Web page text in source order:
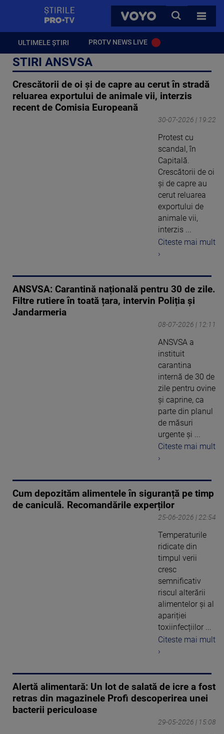
VOYO
CAUTA
TOATE
ULTIMELE ȘTIRI PROTV NEWS LIVE
STIRI ANSVSA
Crescătorii de oi și de capre au cerut în stradă
reluarea exportului de animale vii, interzis
recent de Comisia Europeană
30-07-2026 | 19:22
Protest cu
scandal, în
Capitală.
Crescătorii de oi
și de capre au
cerut reluarea
exportului de
animale vii,
interzis ...
Citeste mai mult
›
ANSVSA: Carantină națională pentru 30 de zile.
Filtre rutiere în toată țara, intervin Poliția și
Jandarmeria
08-07-2026 | 12:11
ANSVSA a
instituit
carantina
internă de 30 de
zile pentru ovine
şi caprine, ca
parte din planul
de măsuri
urgente şi ...
Citeste mai mult
›
Cum depozităm alimentele în siguranță pe timp
de caniculă. Recomandările experților
25-06-2026 | 22:54
Temperaturile
ridicate din
timpul verii
cresc
semnificativ
riscul alterării
alimentelor și al
apariției
toxiinfecțiilor ...
Citeste mai mult
›
Alertă alimentară: Un lot de salată de icre a fost
retras din magazinele Profi descoperirea unei
bacterii periculoase
29-05-2026 | 15:08